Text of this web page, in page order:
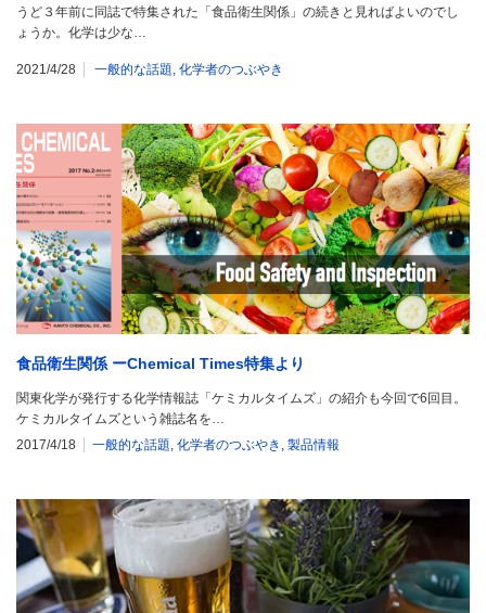
うど３年前に同誌で特集された「食品衛生関係」の続きと見ればよいのでし
ょうか。化学は少な…
2021/4/28 一般的な話題 化学者のつぶやき
食品衛生関係 ーChemical Times特集より
関東化学が発行する化学情報誌「ケミカルタイムズ」の紹介も今回で6回目。
ケミカルタイムズという雑誌名を…
2017/4/18
一般的な話題, 化学者のつぶやき , 製品情報